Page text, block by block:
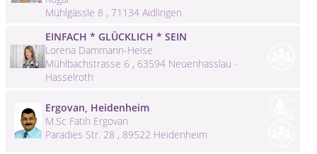
Mühlgässle 8 , 71134 Aidlingen
EINFACH * GLÜCKLICH * SEIN
Lorena Dammann-Heise
Mühlbachstrasse 6 , 63594 Neuenhasslau -
Hasselroth
Ergovan, Heidenheim
M.Sc Fatih Ergovan
Paradies Str. 28 , 89522 Heidenheim